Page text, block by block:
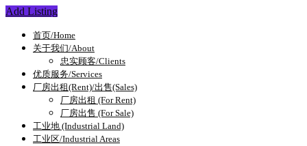
Add Listing
首页/Home
关于我们/About
忠实顾客/Clients
优质服务/Services
厂房出租(Rent)/出售(Sales)
厂房出租 (For Rent)
厂房出售 (For Sale)
工业地 (Industrial Land)
工业区/Industrial Areas